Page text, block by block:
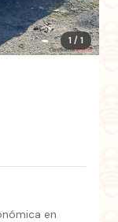
1 / 1
en